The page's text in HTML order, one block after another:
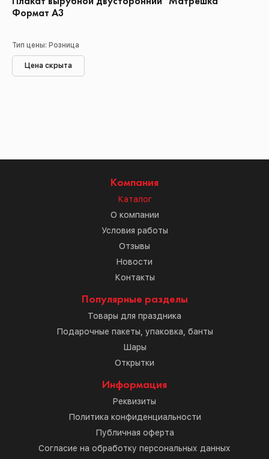
Формат А3
Тип цены: Розница
Цена скрыта
Компания
Каталог
О компании
Условия работы
Отзывы
Новости
Контакты
Популярные разделы
Товары для праздника
Подарочные пакеты, упаковка, банты
Шары
Открытки
Информация
Реквизиты
Политика конфиденциальности
Публичная оферта
Согласие на обработку персональных данных